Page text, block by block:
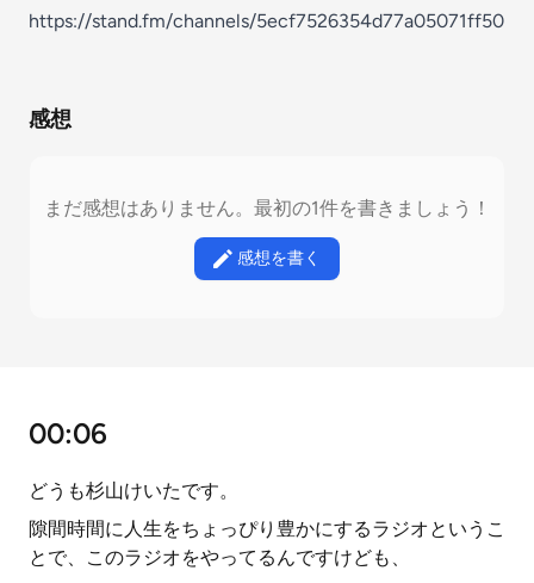
https://stand.fm/channels/5ecf7526354d77a05071ff50
感想
まだ感想はありません。最初の1件を書きましょう！
感想を書く
00:06
どうも杉山けいたです。
隙間時間に人生をちょっぴり豊かにするラジオというこ
とで、このラジオをやってるんですけども、